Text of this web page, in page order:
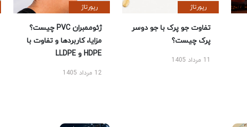
رپورتاژ
تفاوت جو پرک با جو دوسر
پرک چیست؟
11 مرداد 1405
رپورتاژ
ژئوممبران PVC چیست؟
مزایا، کاربردها و تفاوت با
HDPE و LLDPE
12 مرداد 1405